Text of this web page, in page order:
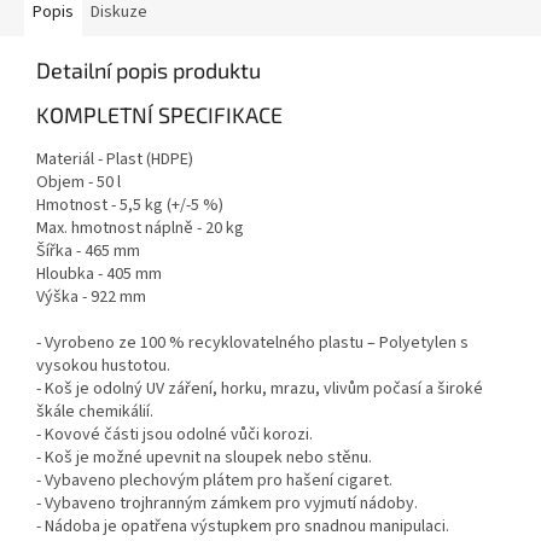
Popis Diskuze
Detailní popis produktu
KOMPLETNÍ SPECIFIKACE
Materiál - Plast (HDPE)
Objem - 50 l
Hmotnost - 5,5 kg (+/-5 %)
Max. hmotnost náplně - 20 kg
Šířka - 465 mm
Hloubka - 405 mm
Výška - 922 mm
- Vyrobeno ze 100 % recyklovatelného plastu – Polyetylen s
vysokou hustotou.
- Koš je odolný UV záření, horku, mrazu, vlivům počasí a široké
škále chemikálií.
- Kovové části jsou odolné vůči korozi.
- Koš je možné upevnit na sloupek nebo stěnu.
- Vybaveno plechovým plátem pro hašení cigaret.
- Vybaveno trojhranným zámkem pro vyjmutí nádoby.
- Nádoba je opatřena výstupkem pro snadnou manipulaci.